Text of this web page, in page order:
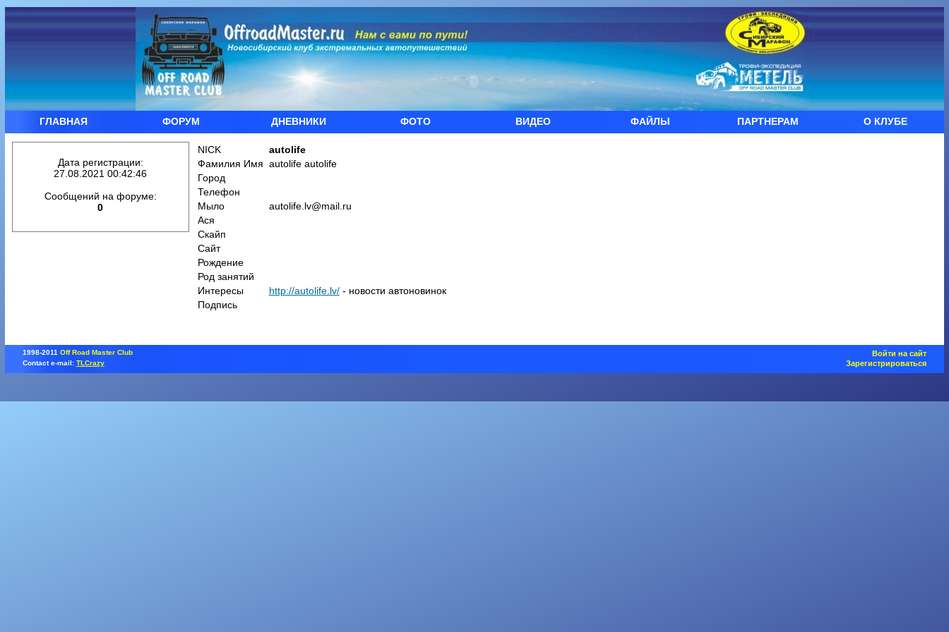
ГЛАВНАЯ ФОРУМ ДНЕВНИКИ ФОТО ВИДЕО ФАЙЛЫ ПАРТНЕРАМ О КЛУБЕ
Дата регистрации:
27.08.2021 00:42:46
Сообщений на форуме:
0
NICK
autolife
Фамилия Имя autolife autolife
Город
Телефон
Мыло
autolife.lv@mail.ru
Ася
Скайп
Сайт
Рождение
Род занятий
Интересы
http://autolife.lv/- новости автоновинок
Подпись
1998-2011 Off Road Master Club
Contact e-mail: TLCrazy
Войти на сайт
Зарегистрироваться